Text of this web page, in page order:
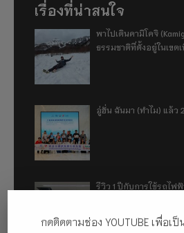
เรื่องที่น่าสนใจ
พาไปเดินคามิโคจิ
ธรรมชาติที่ตั้งอยู่ในเขต
อู่ฮั่น ฉันมา (ทำไม) แล้ว
รีวิว 1 ปีกับการใช้รถไฟ
กดติดตามช่อง YOUTUBE เพื่อเ